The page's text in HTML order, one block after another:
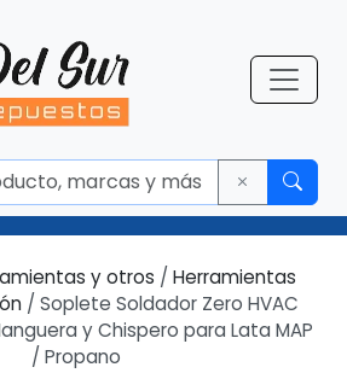
y otros / Herramientas
/ Soplete Soldador Zero HVAC
y Chispero para Lata MAP
/ Propano